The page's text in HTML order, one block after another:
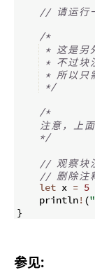
// 请运行
/*
* 这是 另
* 不过块
* 所 以只
*/
/*
注意 ， 上面
*/
// 观察块
// 删除注
let x = 5
    println
! (
}
参见: